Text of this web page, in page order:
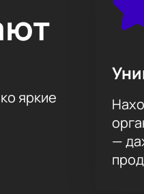
события,
близким
ВПК НПО машиностроения
яркие
—